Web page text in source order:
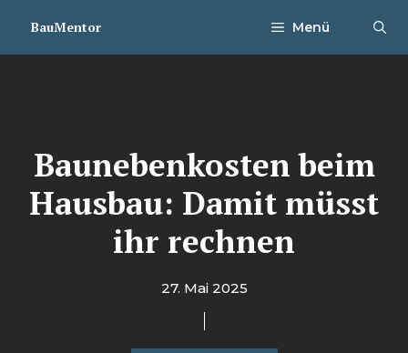
InhaltBauMentor Menü
Baunebenkosten beim
Hausbau: Damit müsst
ihr rechnen
27. Mai 2025